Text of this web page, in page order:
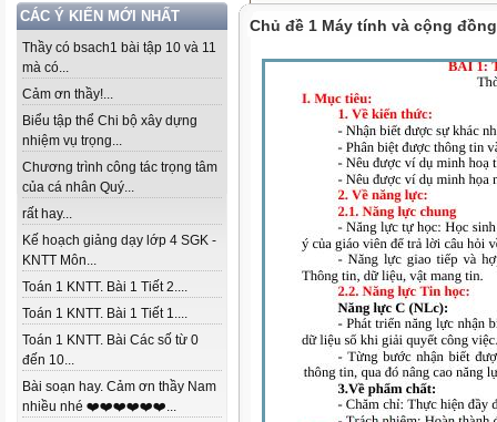
CÁC Ý KIẾN MỚI NHẤT
Thầy có bsach1 bài tập 10 và 11
mà có...
Cảm ơn thầy!...
Biểu tập thể Chi bộ xây dựng
nhiệm vụ trọng...
Chương trình công tác trọng tâm
của cá nhân Quý...
rất hay...
Kế hoạch giảng dạy lớp 4 SGK -
KNTT Môn...
Toán 1 KNTT. Bài 1 Tiết 2....
Toán 1 KNTT. Bài 1 Tiết 1....
Toán 1 KNTT. Bài Các số từ 0
đến 10...
Bài soạn hay. Cảm ơn thầy Nam
nhiều nhé ❤️❤️❤️❤️❤️❤️...
Chủ đề 1 Máy tính và cộng đồng